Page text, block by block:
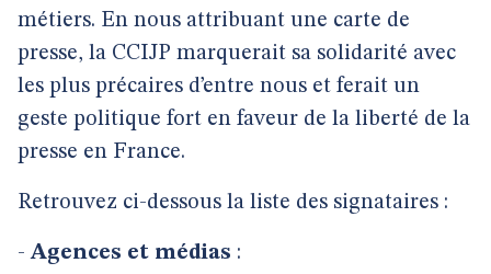
métiers. En nous attribuant une carte de
presse, la CCIJP marquerait sa solidarité avec
les plus précaires d’entre nous et ferait un
geste politique fort en faveur de la liberté de la
presse en France.
Retrouvez ci-dessous la liste des signataires :
-Agences et médias :